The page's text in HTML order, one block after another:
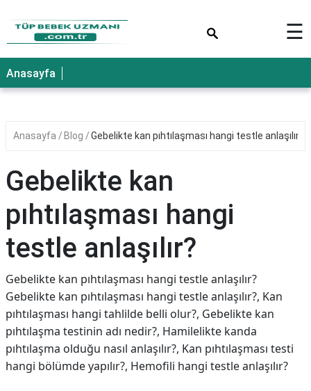
☰
Anasayfa
Anasayfa Blog Gebelikte kan pıhtılaşması hangi testle anlaşılır?
Gebelikte kan
pıhtılaşması hangi
testle anlaşılır?
Gebelikte kan pıhtılaşması hangi testle anlaşılır?
Gebelikte kan pıhtılaşması hangi testle anlaşılır?, Kan
pıhtılaşması hangi tahlilde belli olur?, Gebelikte kan
pıhtılaşma testinin adı nedir?, Hamilelikte kanda
pıhtılaşma olduğu nasıl anlaşılır?, Kan pıhtılaşması testi
hangi bölümde yapılır?, Hemofili hangi testle anlaşılır?